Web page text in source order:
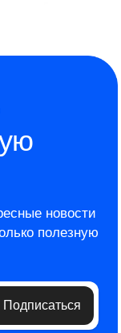
новости
полезную
Подписаться